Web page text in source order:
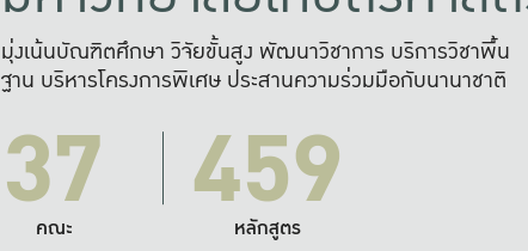
มุ่งเน้นบัณฑิตศึกษา วิจัยขั้นสูง พัฒนาวิชาการ บริการวิชาพื้น
ฐาน บริหารโครงการพิเศษ ประสานความร่วมมือกับนานาชาติ
37
คณะ 459
หลักสูตร